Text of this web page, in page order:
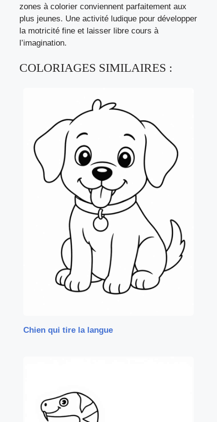
zones à colorier conviennent parfaitement aux
plus jeunes. Une activité ludique pour développer
la motricité fine et laisser libre cours à
l’imagination.
COLORIAGES SIMILAIRES :
Chien qui tire la langue